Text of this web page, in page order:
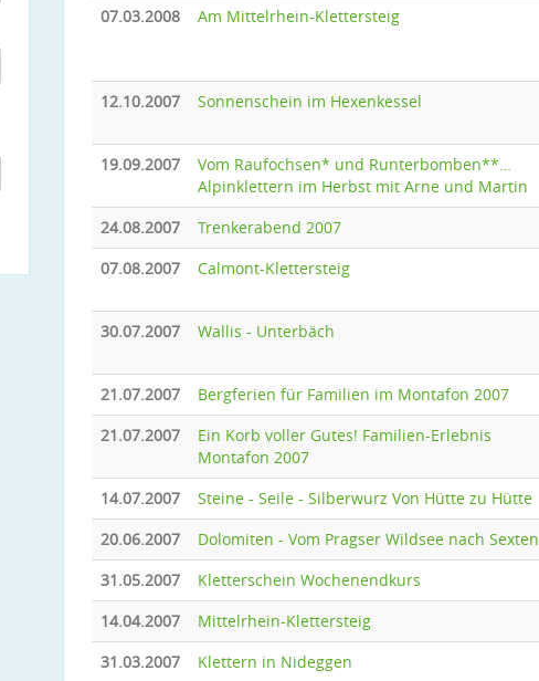
07.03.2008 Am Mittelrhein-Klettersteig
12.10.2007 Sonnenschein im Hexenkessel
19.09.2007
Vom Raufochsen* und Runterbomben**…
Alpinklettern im Herbst mit Arne und Martin
24.08.2007 Trenkerabend 2007
07.08.2007
Calmont-Klettersteig
30.07.2007 Wallis - Unterbäch
21.07.2007 Bergferien für Familien im Montafon 2007
21.07.2007
Ein Korb voller Gutes! Familien-Erlebnis
Montafon 2007
14.07.2007 Steine - Seile - Silberwurz Von Hütte zu Hütte
20.06.2007
Dolomiten - Vom Pragser Wildsee nach Sexten
31.05.2007
Kletterschein Wochenendkurs
14.04.2007
Mittelrhein-Klettersteig
31.03.2007
Klettern in Nideggen